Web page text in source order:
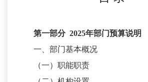
第一部分 2025年部门预算说明
一、部门基本概况
（一）职能职责